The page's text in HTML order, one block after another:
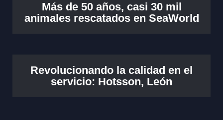
Más de 50 años, casi 30 mil
animales rescatados en SeaWorld
Revolucionando la calidad en el
servicio: Hotsson, León